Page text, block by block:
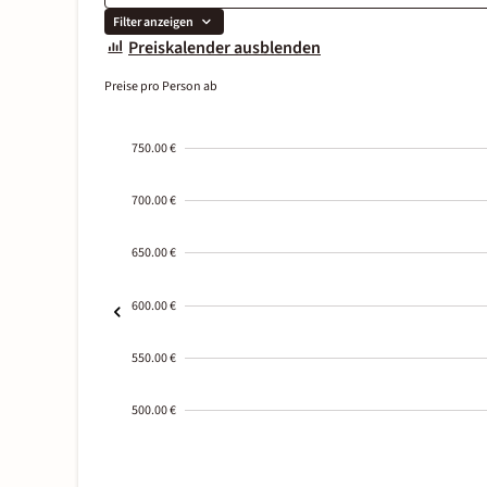
Filter anzeigen
Preiskalender ausblenden
Preise pro Person ab
750.00 €
700.00 €
650.00 €
600.00 €
550.00 €
500.00 €